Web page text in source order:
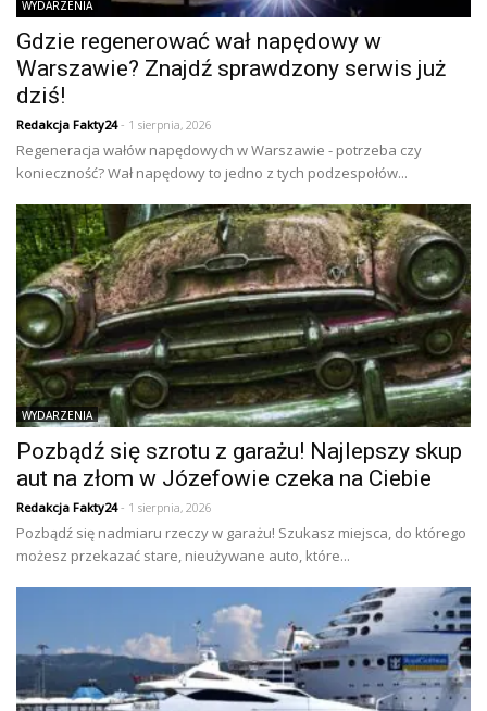
WYDARZENIA
Gdzie regenerować wał napędowy w
Warszawie? Znajdź sprawdzony serwis już
dziś!
Redakcja Fakty24- 1 sierpnia, 2026
Regeneracja wałów napędowych w Warszawie - potrzeba czy
konieczność? Wał napędowy to jedno z tych podzespołów...
WYDARZENIA
Pozbądź się szrotu z garażu! Najlepszy skup
aut na złom w Józefowie czeka na Ciebie
Redakcja Fakty24- 1 sierpnia, 2026
Pozbądź się nadmiaru rzeczy w garażu! Szukasz miejsca, do którego
możesz przekazać stare, nieużywane auto, które...